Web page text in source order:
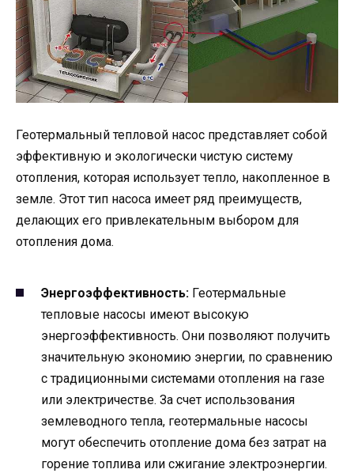
Геотермальный тепловой насос представляет собой
эффективную и экологически чистую систему
отопления, которая использует тепло, накопленное в
земле. Этот тип насоса имеет ряд преимуществ,
делающих его привлекательным выбором для
отопления дома.
Энергоэффективность: Геотермальные
тепловые насосы имеют высокую
энергоэффективность. Они позволяют получить
значительную экономию энергии, по сравнению
с традиционными системами отопления на газе
или электричестве. За счет использования
землеводного тепла, геотермальные насосы
могут обеспечить отопление дома без затрат на
горение топлива или сжигание электроэнергии.